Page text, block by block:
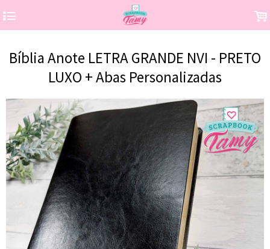
4 .
Bíblia Anote LETRA GRANDE NVI - PRETO
LUXO + Abas Personalizadas